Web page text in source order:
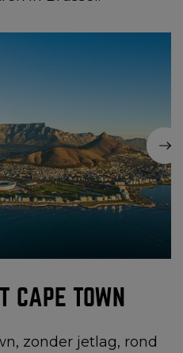
CAPE TOWN
zonder jetlag, rond